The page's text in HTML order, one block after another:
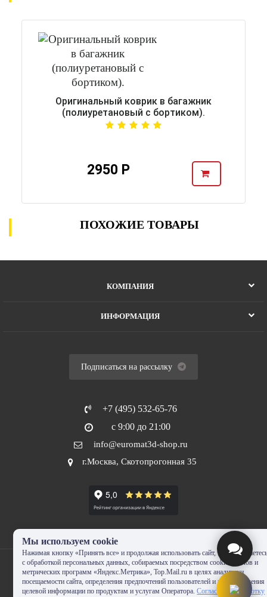
Оригинальный коврик в багажник
(полиуретановый с бортиком).
2950 Р
ПОХОЖИЕ ТОВАРЫ
КОМПАНИЯ
ИНФОРМАЦИЯ
Подписаться на рассылку
+7 (495) 532-65-76
с 9:00 до 21:00
info@euromat3d-shop.ru
г.Москва, Скотопрогонная 35
Мы используем cookie
Нажимая кнопку «Принять все» и продолжая использовать сайт, Вы
с обработкой персональных данных, собираемых посредством cookie-файлов и
метрических программ «Яндекс.Метрика», Top.Mail.ru в целях аналитики
посещаемости сайта, определения предпочтений пользователей и предоставления
целевой информации по продуктам и услугам Оператора.Согласие на обработку